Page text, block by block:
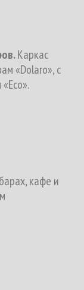
Каркас
«Dolaro», с
кафе и